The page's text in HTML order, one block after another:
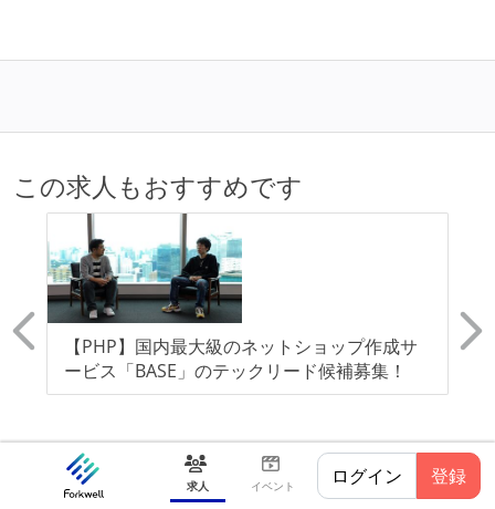
求人 イベント ログイン 登録
この求人もおすすめです
【PHP】国内最大級のネットショップ作成サ
ービス「BASE」のテックリード候補募集！